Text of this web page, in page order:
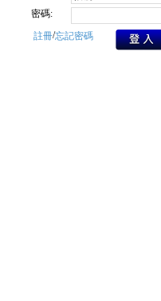
密碼:
註冊/忘記密碼